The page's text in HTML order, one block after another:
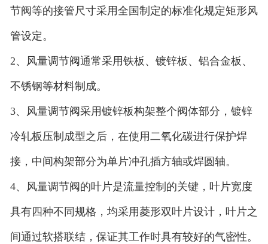
节阀等的接管尺寸采用全国制定的标准化规定矩形风
管设定。
2、风量调节阀通常采用铁板、镀锌板、铝合金板、
不锈钢等材料制成。
3、风量调节阀采用镀锌板构架整个阀体部分，镀锌
冷轧板压制成型之后，在使用二氧化碳进行保护焊
接，中间构架部分为单片冲孔插方轴或焊圆轴。
4、风量调节阀的叶片是流量控制的关键，叶片宽度
具有四种不同规格，均采用菱形双叶片设计，叶片之
间通过软搭联结，保证其工作时具有较好的气密性。